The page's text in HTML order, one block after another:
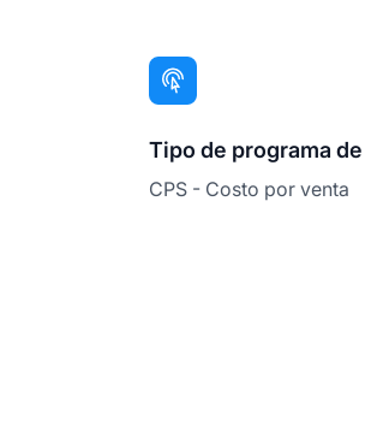
Tipo de programa
CPS - Costo por venta